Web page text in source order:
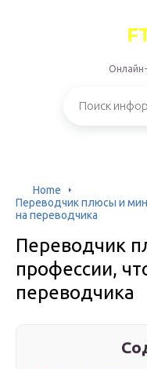
Home
Переводчик плюсы и
на переводчика
Переводчик
профессии,
переводчика